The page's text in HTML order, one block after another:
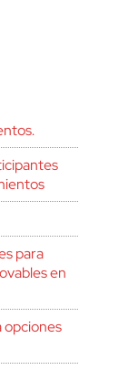
para
en
opciones